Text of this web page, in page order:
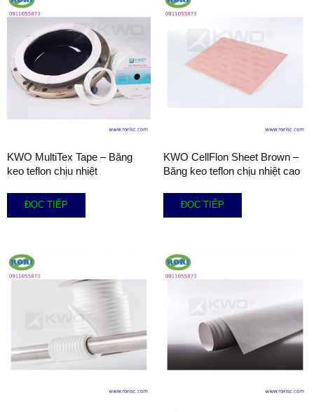
KWO MultiTex Tape – Băng
keo teflon chịu nhiệt
ĐỌC TIẾP
KWO CellFlon Sheet Brown –
Băng keo teflon chịu nhiệt cao
ĐỌC TIẾP